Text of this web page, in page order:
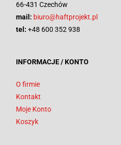
66-431 Czechów
mail: biuro@haftprojekt.pl
tel: +48 600 352 938
INFORMACJE / KONTO
O firmie
Kontakt
Moje Konto
Koszyk